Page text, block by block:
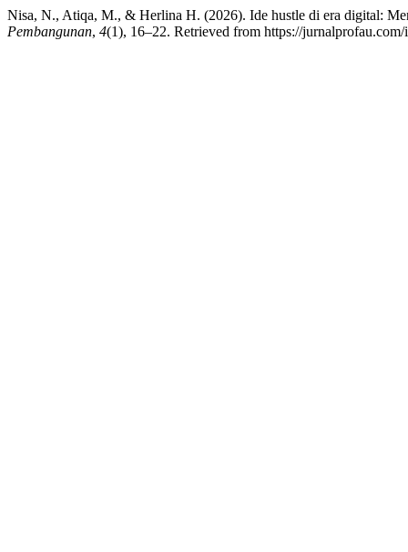
Nisa, N., Atiqa, M., & Herlina H. (2026). Ide hustle di era digital:
Pembangunan, 4(1), 16–22. Retrieved from https://